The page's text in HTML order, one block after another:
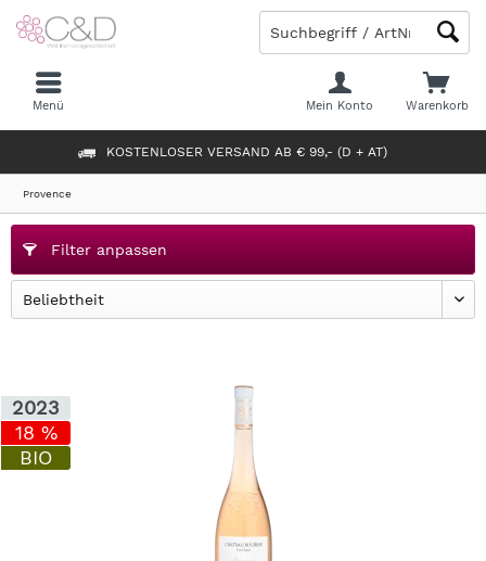
KOSTENLOSER VERSAND AB € 99,- (D + AT)
Warenkorb
Mein Konto
Menü
Provence
Filter anpassen
2023
18 %
BIO